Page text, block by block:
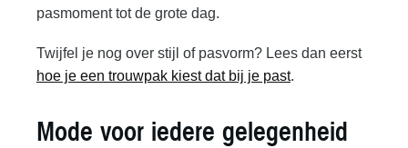
pasmoment tot de grote dag.
Twijfel je nog over stijl of pasvorm? Lees dan eerst
hoe je een trouwpak kiest dat bij je past.
Mode voor iedere gelegenheid